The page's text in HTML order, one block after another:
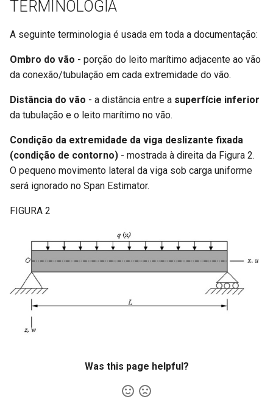
TERMINOLOGIA
A seguinte terminologia é usada em toda a documentação:
Ombro do vão - porção do leito marítimo adjacente ao vão
da conexão/tubulação em cada extremidade do vão.
Distância do vão - a distância entre a superfície inferior
da tubulação e o leito marítimo no vão.
Condição da extremidade da viga deslizante fixada
(condição de contorno) - mostrada à direita da Figura 2.
O pequeno movimento lateral da viga sob carga uniforme
será ignorado no Span Estimator.
FIGURA 2
Was this page helpful?